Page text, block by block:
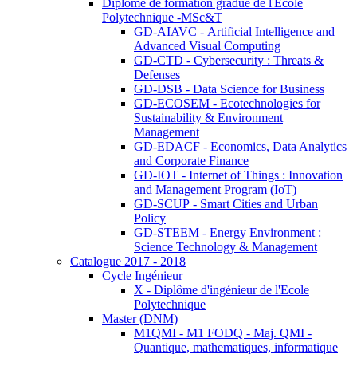
Diplôme de formation gradué de l'Ecole
Polytechnique -MSc&T
GD-AIAVC - Artificial Intelligence and
Advanced Visual Computing
GD-CTD - Cybersecurity : Threats &
Defenses
GD-DSB - Data Science for Business
GD-ECOSEM - Ecotechnologies for
Sustainability & Environment
Management
GD-EDACF - Economics, Data Analytics
and Corporate Finance
GD-IOT - Internet of Things : Innovation
and Management Program (IoT)
GD-SCUP - Smart Cities and Urban
Policy
GD-STEEM - Energy Environment :
Science Technology & Management
Catalogue 2017 - 2018
Cycle Ingénieur
X - Diplôme d'ingénieur de l'Ecole
Polytechnique
Master (DNM)
M1QMI - M1 FODQ - Maj. QMI -
Quantique, mathematiques, informatique